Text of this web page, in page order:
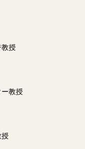
教授
教授
授